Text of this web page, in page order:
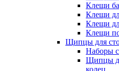
Клещи
Клещи
Клещи
Клещи
Щипцы для
Наборы
Щипцы
колец